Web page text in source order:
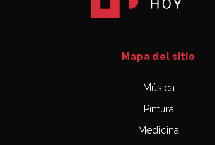
Mapa del sitio
Música
Pintura
Medicina